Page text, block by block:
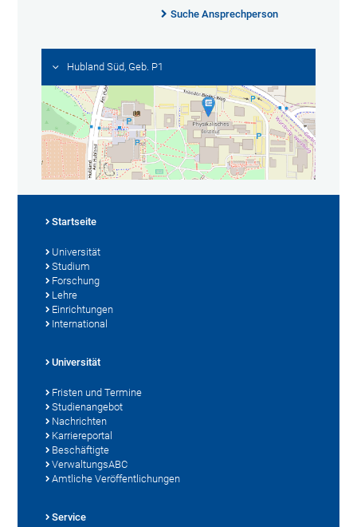
Suche Ansprechperson
Hubland Süd, Geb. P1
Startseite
Universität
Studium
Forschung
Lehre
Einrichtungen
International
Universität
Fristen und Termine
Studienangebot
Nachrichten
Karriereportal
Beschäftigte
VerwaltungsABC
Amtliche Veröffentlichungen
Service